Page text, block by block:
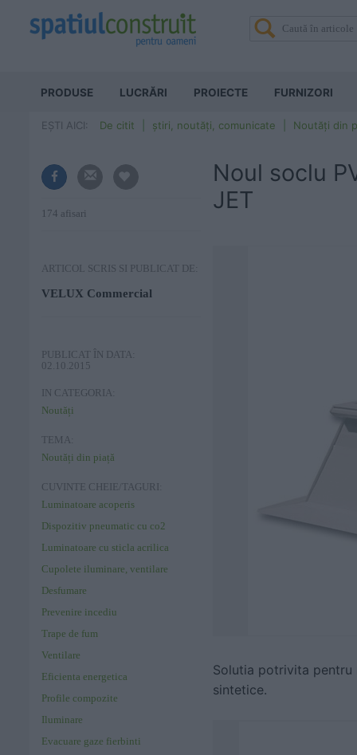
PRODUSE LUCRĂRI PROIECTE FURNIZORI
EȘTI AICI: De citit știri, noutăți, comunicate Noutăți din
174 afisari
ARTICOL SCRIS SI PUBLICAT DE:
VELUX Commercial
PUBLICAT ÎN DATA:
02.10.2015
IN CATEGORIA:
Noutăți
TEMA:
Noutăți din piață
CUVINTE CHEIE/TAGURI:
Luminatoare acoperis
Dispozitiv pneumatic cu co2
Luminatoare cu sticla acrilica
Cupolete iluminare, ventilare
Desfumare
Prevenire incediu
Trape de fum
Ventilare
Eficienta energetica
Profile compozite
Iluminare
Evacuare gaze fierbinti
Noul soclu
JET
Solutia potrivita pentru
sintetice.